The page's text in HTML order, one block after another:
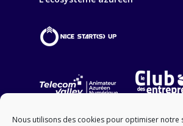
Nous utilisons des cookies pour optimiser notre